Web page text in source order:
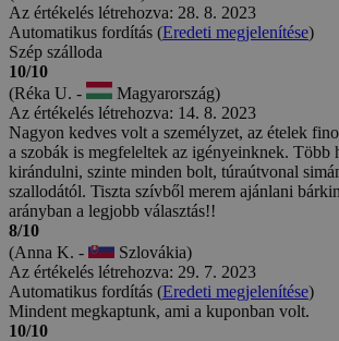
Az értékelés létrehozva: 28. 8. 2023
Automatikus fordítás (Eredeti megjelenítése)
Szép szálloda
10/10
(Réka U. -
Magyarország)
Az értékelés létrehozva: 14. 8. 2023
Nagyon kedves volt a személyzet, az ételek
a szobák is megfeleltek az igényeinknek. Több
kirándulni, szinte minden bolt, túraútvonal
szallodától. Tiszta szívből merem ajánlani
arányban a legjobb választás!!
8/10
(Anna K. -
Szlovákia)
Az értékelés létrehozva: 29. 7. 2023
Automatikus fordítás (Eredeti megjelenítése)
Mindent megkaptunk, ami a kuponban volt.
10/10